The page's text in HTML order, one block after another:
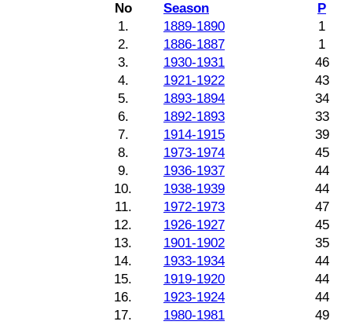
No
Season
P
1.
1889-1890
1
2.
1886-1887
1
3.
1930-1931
46
4.
1921-1922
43
5.
1893-1894
34
6.
1892-1893
33
7.
1914-1915
39
8.
1973-1974
45
9.
1936-1937
44
10.
1938-1939
44
11.
1972-1973
47
12.
1926-1927
45
13.
1901-1902
35
14.
1933-1934
44
15.
1919-1920
44
16.
1923-1924
44
17.
1980-1981
49